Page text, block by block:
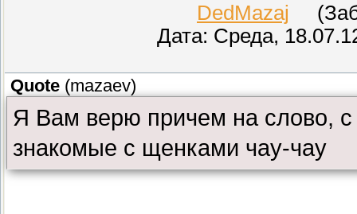
DedMazaj
Дата: Среда,
Quote (mazaev)
Я Вам верю причем на слово,
знакомые с щенками чау-чау